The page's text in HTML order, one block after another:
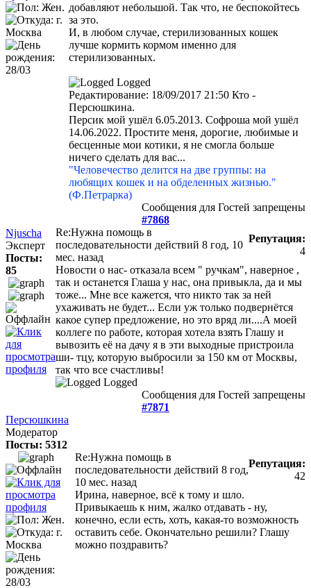
добавляют небольшой. Так что, не беспокойтесь
за это.
И, в любом случае, стерилизованных кошек
лучше кормить кормом именно для
стерилизованных.
Logged
Редактирование: 18/09/2017 21:50 Кто -
Персюшкина.
Персик мой ушёл 6.05.2013. Софроша мой ушёл
14.06.2022. Простите меня, дорогие, любимые и
бесценные мои котики, я не смогла больше
ничего сделать для вас...
"Человечество делится на две группы: на
любящих кошек и на обделенных жизнью."
(Ф.Петрарка)
Сообщения для Гостей запрещены
#7868
Njuscha
Эксперт
Посты:
85
Re:Нужна помощь в
последовательности действий 8 год, 10
мес. назад
Репутация:
4
Новости о нас- отказала всем " ручкам", наверное ,
так и останется Глаша у нас, она привыкла, да и мы
тоже... Мне все кажется, что никто так за ней
ухаживать не будет... Если уж только подвернётся
какое супер предложение, но это вряд ли....А моей
коллеге по работе, которая хотела взять Глашу и
вывозить её на дачу я в эти выходные пристроила
ши- тцу, которую выбросили за 150 км от Москвы,
так что все счастливы!
Logged
Сообщения для Гостей запрещены
#7871
Персюшкина
Модератор
Посты: 5312
Re:Нужна помощь в
последовательности действий 8 год,
10 мес. назад
Репутация:
42
Ирина, наверное, всё к тому и шло.
Привыкаешь к ним, жалко отдавать - ну,
конечно, если есть, хоть, какая-то возможность
оставить себе. Окончательно решили? Глашу
можно поздравить?